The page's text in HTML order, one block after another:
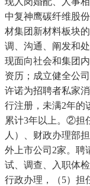
中复神鹰碳纤维股
材集团新材料板块
调、沟通、阐发和
现面向社会和集团
资历；成立健全公
许诺为招聘者私家
行注册，未满2年的
累计3年以上。②担
人）、财政办理部
外上市公司2家。聘
试、调查、入职体
行政办理，（5）担